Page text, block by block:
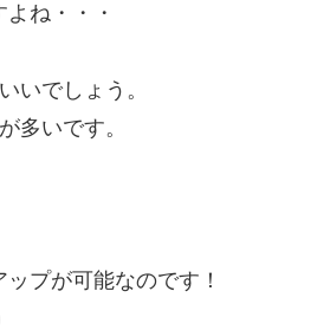
ね・・・
いでしょう。
多いです。
プが可能なのです！